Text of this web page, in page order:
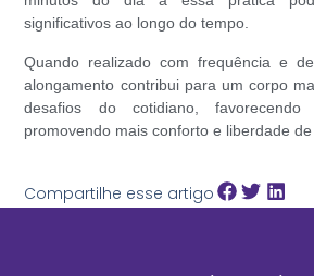
significativos ao longo do tempo.
Quando realizado com frequência e
alongamento contribui para um corpo
desafios do cotidiano,
promovendo mais conforto e liberdade de
Compartilhe esse artigo